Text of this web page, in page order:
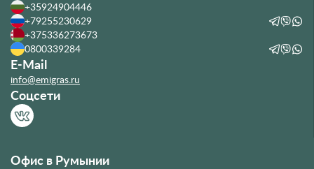
+35924904446
+79255230629
+375336273673
0800339284
E-Mail
info@emigras.ru
Соцсети
Офис в Румынии